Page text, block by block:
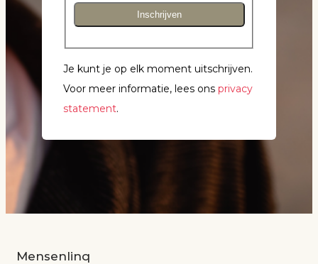
Inschrijven
Je kunt je op elk moment uitschrijven.
Voor meer informatie, lees ons privacy
statement.
Mensenlinq